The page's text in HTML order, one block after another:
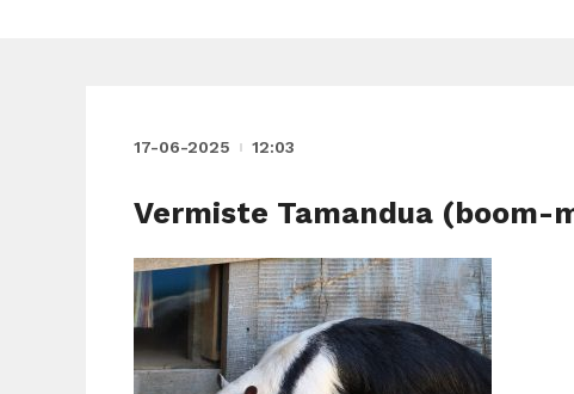
17-06-2025 12:03
Vermiste Tamandua